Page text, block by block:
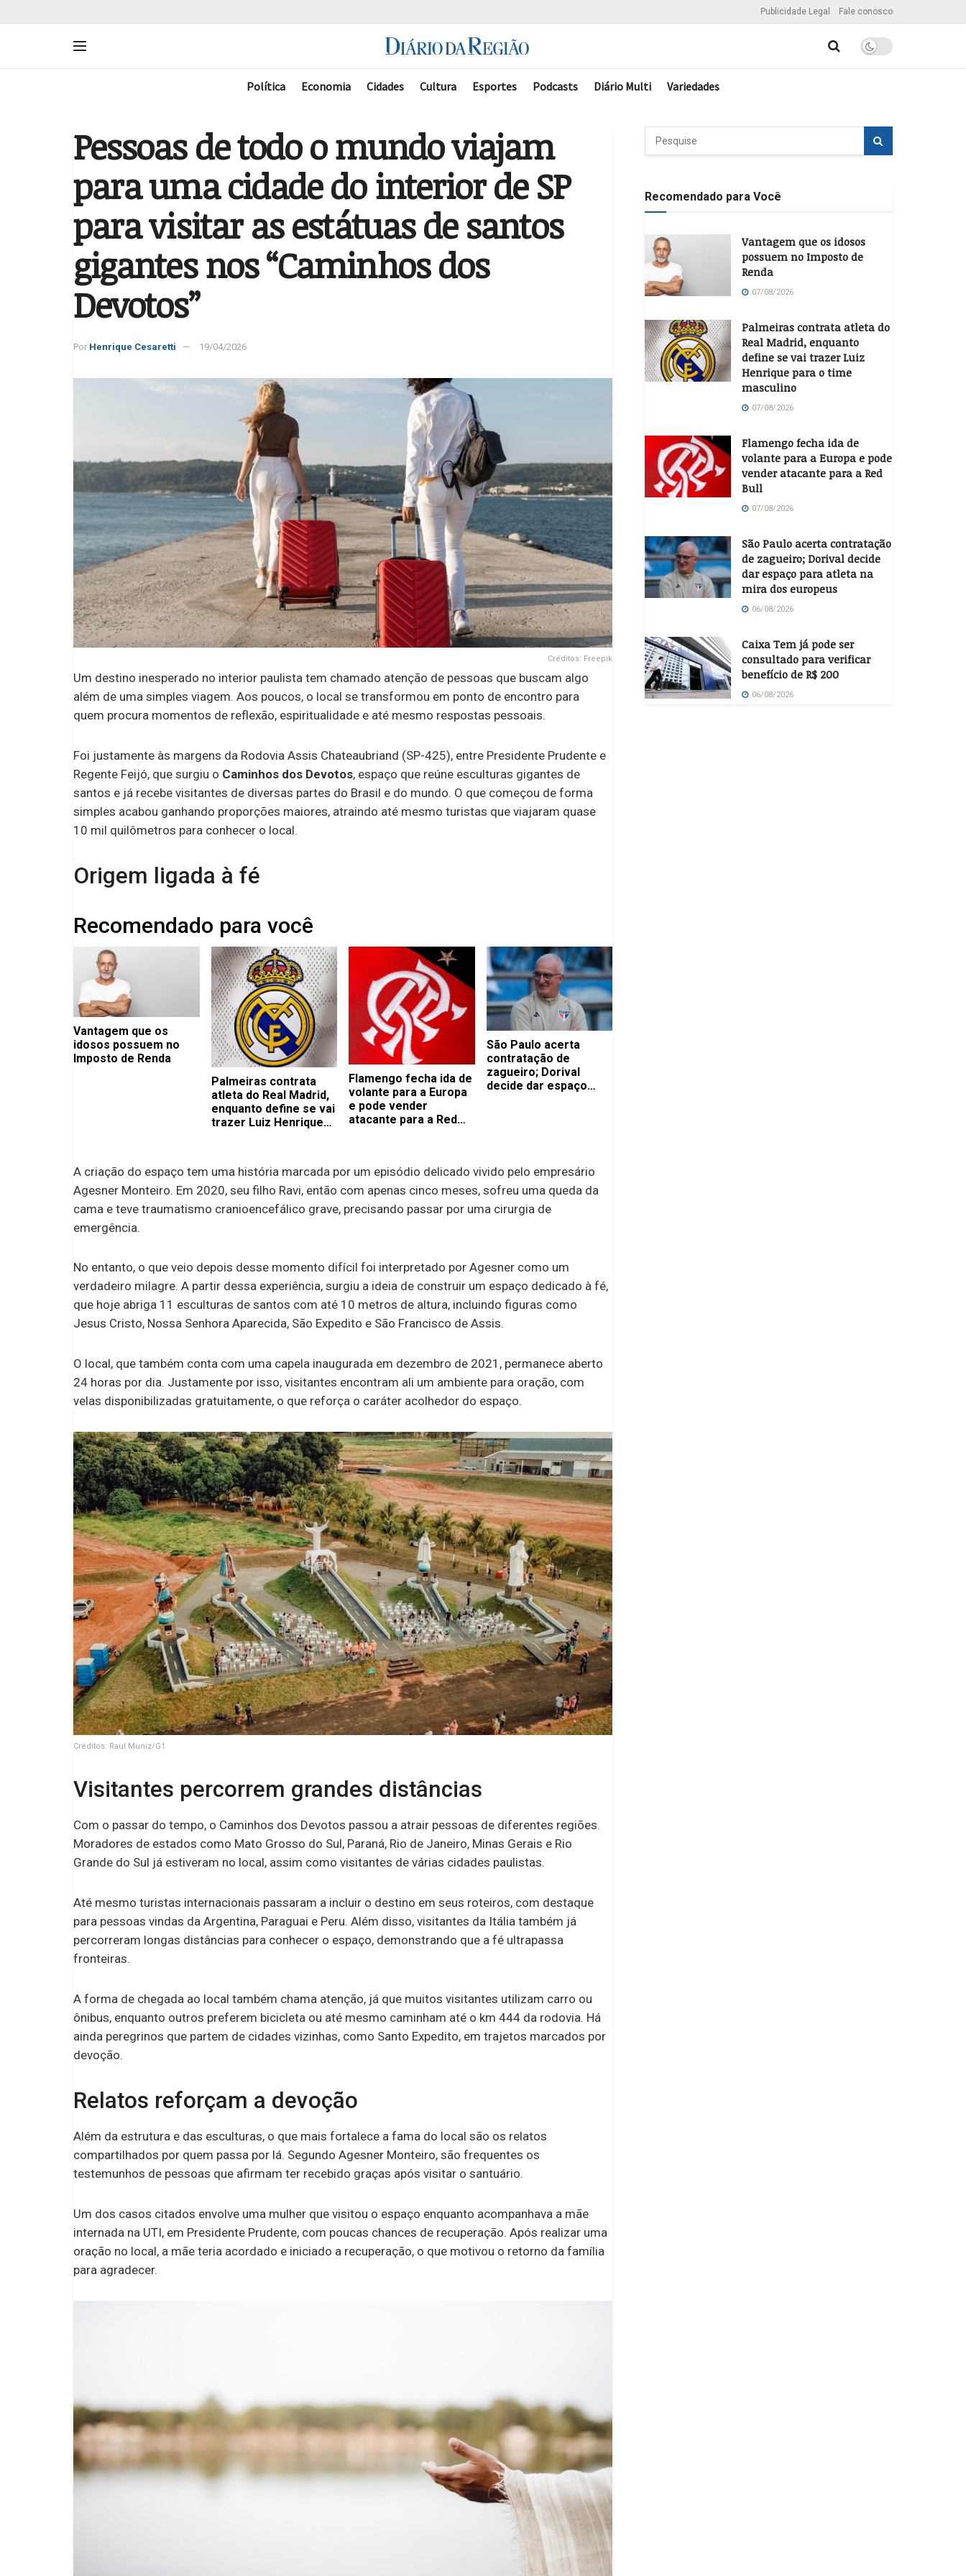
Publicidade Legal Fale conosco
Política Economia Cidades Cultura Esportes Podcasts Diário Multi Variedades
Pessoas de todo o mundo viajam
para uma cidade do interior de SP
para visitar as estátuas de santos
gigantes nos “Caminhos dos
Devotos”
Por Henrique Cesaretti 19/04/2026
Créditos: Freepik
Um destino inesperado no interior paulista tem chamado atenção de pessoas que buscam algo
além de uma simples viagem. Aos poucos, o local se transformou em ponto de encontro para
quem procura momentos de reflexão, espiritualidade e até mesmo respostas pessoais.
Foi justamente às margens da Rodovia Assis Chateaubriand (SP-425), entre Presidente Prudente e
Regente Feijó, que surgiu o Caminhos dos Devotos, espaço que reúne esculturas gigantes de
santos e já recebe visitantes de diversas partes do Brasil e do mundo. O que começou de forma
simples acabou ganhando proporções maiores, atraindo até mesmo turistas que viajaram quase
10 mil quilômetros para conhecer o local.
Origem ligada à fé
Recomendado para você
Vantagem que os
idosos possuem no
Imposto de Renda
Palmeiras contrata
atleta do Real Madrid,
enquanto define se vai
trazer Luiz Henrique
Flamengo fecha ida de
volante para a Europa
e pode vender
atacante para a Red
São Paulo acerta
contratação de
zagueiro; Dorival
decide dar espaço
A criação do espaço tem uma história marcada por um episódio delicado vivido pelo empresário
Agesner Monteiro. Em 2020, seu filho Ravi, então com apenas cinco meses, sofreu uma queda da
cama e teve traumatismo cranioencefálico grave, precisando passar por uma cirurgia de
emergência.
No entanto, o que veio depois desse momento difícil foi interpretado por Agesner como um
verdadeiro milagre. A partir dessa experiência, surgiu a ideia de construir um espaço dedicado à fé,
que hoje abriga 11 esculturas de santos com até 10 metros de altura, incluindo figuras como
Jesus Cristo, Nossa Senhora Aparecida, São Expedito e São Francisco de Assis.
O local, que também conta com uma capela inaugurada em dezembro de 2021, permanece aberto
24 horas por dia. Justamente por isso, visitantes encontram ali um ambiente para oração, com
velas disponibilizadas gratuitamente, o que reforça o caráter acolhedor do espaço.
Créditos: Raul Muniz/G1
Visitantes percorrem grandes distâncias
Com o passar do tempo, o Caminhos dos Devotos passou a atrair pessoas de diferentes regiões.
Moradores de estados como Mato Grosso do Sul, Paraná, Rio de Janeiro, Minas Gerais e Rio
Grande do Sul já estiveram no local, assim como visitantes de várias cidades paulistas.
Até mesmo turistas internacionais passaram a incluir o destino em seus roteiros, com destaque
para pessoas vindas da Argentina, Paraguai e Peru. Além disso, visitantes da Itália também já
percorreram longas distâncias para conhecer o espaço, demonstrando que a fé ultrapassa
fronteiras.
A forma de chegada ao local também chama atenção, já que muitos visitantes utilizam carro ou
ônibus, enquanto outros preferem bicicleta ou até mesmo caminham até o km 444 da rodovia. Há
ainda peregrinos que partem de cidades vizinhas, como Santo Expedito, em trajetos marcados por
devoção.
Relatos reforçam a devoção
Além da estrutura e das esculturas, o que mais fortalece a fama do local são os relatos
compartilhados por quem passa por lá. Segundo Agesner Monteiro, são frequentes os
testemunhos de pessoas que afirmam ter recebido graças após visitar o santuário.
Um dos casos citados envolve uma mulher que visitou o espaço enquanto acompanhava a mãe
internada na UTI, em Presidente Prudente, com poucas chances de recuperação. Após realizar uma
oração no local, a mãe teria acordado e iniciado a recuperação, o que motivou o retorno da família
para agradecer.
Recomendado para Você
Vantagem que os idosos
possuem no Imposto de
Renda
07/08/2026
Palmeiras contrata atleta do
Real Madrid, enquanto
define se vai trazer Luiz
Henrique para o time
masculino
07/08/2026
Flamengo fecha ida de
volante para a Europa e pode
vender atacante para a Red
Bull
07/08/2026
São Paulo acerta contratação
de zagueiro; Dorival decide
dar espaço para atleta na
mira dos europeus
06/08/2026
Caixa Tem já pode ser
consultado para verificar
benefício de R$ 200
06/08/2026